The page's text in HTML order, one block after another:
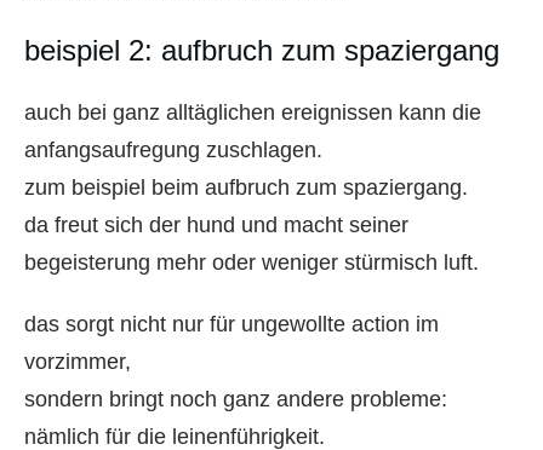
beispiel 2: aufbruch zum spaziergang
auch bei ganz alltäglichen ereignissen kann die
anfangsaufregung zuschlagen.
zum beispiel beim aufbruch zum spaziergang.
da freut sich der hund und macht seiner
begeisterung mehr oder weniger stürmisch luft.
das sorgt nicht nur für ungewollte action im
vorzimmer,
sondern bringt noch ganz andere probleme:
nämlich für die leinenführigkeit.